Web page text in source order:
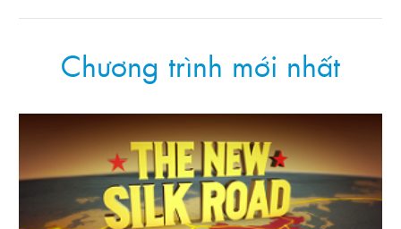
Chương trình mới nhất